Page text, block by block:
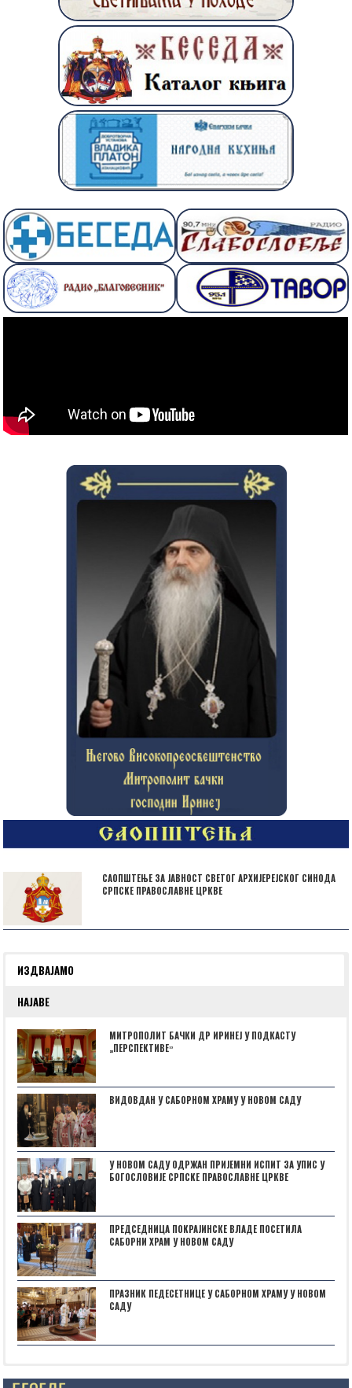
САОПШТЕЊЕ ЗА ЈАВНОСТ СВЕТОГ АРХИЈЕРЕЈСКОГ СИНОДА
СРПСКЕ ПРАВОСЛАВНЕ ЦРКВЕ
ИЗДВАЈАМО
НАЈАВЕ
МИТРОПОЛИТ БАЧКИ ДР ИРИНЕЈ У ПОДКАСТУ
„ПЕРСПЕКТИВЕˮ
ВИДОВДАН У САБОРНОМ ХРАМУ У НОВОМ САДУ
У НОВОМ САДУ ОДРЖАН ПРИЈЕМНИ ИСПИТ ЗА УПИС У
БОГОСЛОВИЈЕ СРПСКЕ ПРАВОСЛАВНЕ ЦРКВЕ
ПРЕДСЕДНИЦА ПОКРАЈИНСКЕ ВЛАДЕ ПОСЕТИЛА
САБОРНИ ХРАМ У НОВОМ САДУ
ПРАЗНИК ПЕДЕСЕТНИЦЕ У САБОРНОМ ХРАМУ У НОВОМ
САДУ